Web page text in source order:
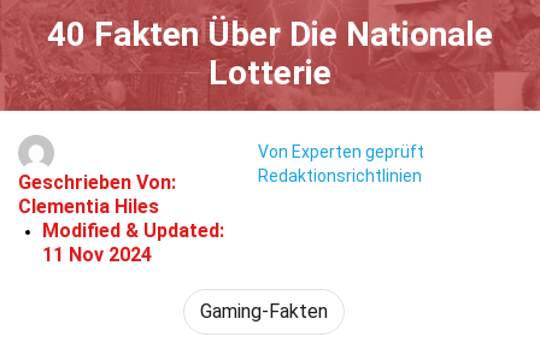
40 Fakten Über Die Nationale
Lotterie
Geschrieben Von:
Clementia Hiles
Modified & Updated:
11 Nov 2024
Von Experten geprüft
Redaktionsrichtlinien
Gaming-Fakten